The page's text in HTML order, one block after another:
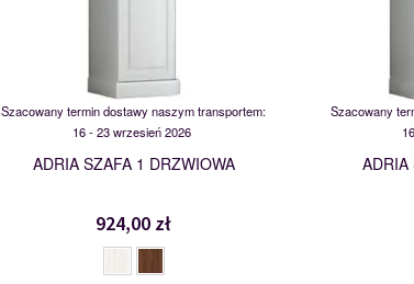
Szacowany termin dostawy naszym transportem:
16 - 23 wrzesień 2026
ADRIA SZAFA 1 DRZWIOWA
924,00 zł
Szacowany
ADRIA